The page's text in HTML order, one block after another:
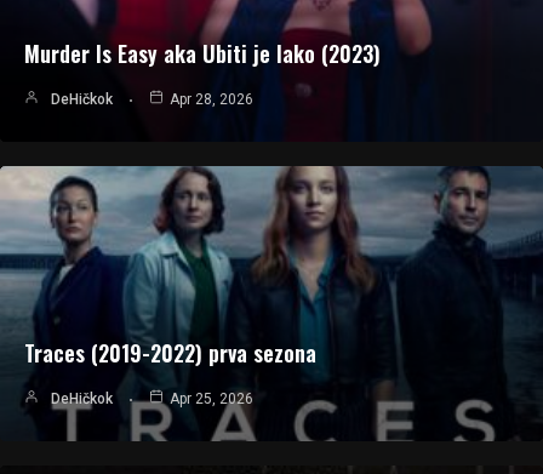
Murder Is Easy aka Ubiti je lako (2023)
DeHičkok Apr 28, 2026
Traces (2019-2022) prva sezona
DeHičkok Apr 25, 2026